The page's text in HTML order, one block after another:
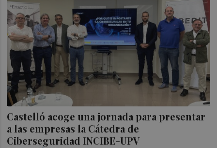
Castelló acoge una jornada para presentar
a las empresas la Cátedra de
Ciberseguridad INCIBE-UPV